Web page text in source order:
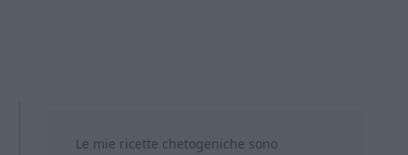
Le mie ricette chetogeniche sono